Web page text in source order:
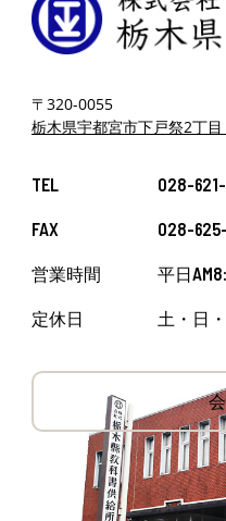
〒320-0055
栃木県宇都宮市下戸祭2丁
TEL 028-
FAX 028-
営業時間 平日
定休日 土・日